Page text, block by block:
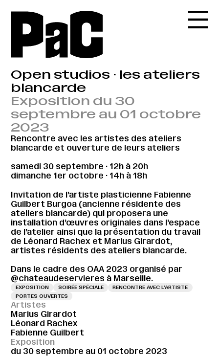
Open studios · les ateliers
blancarde
Exposition du 30
septembre au 01 octobre
2023
Rencontre avec les artistes des ateliers
blancarde et ouverture de leurs ateliers
samedi 30 septembre · 12h à 20h
dimanche 1er octobre · 14h à 18h
Invitation de l’artiste plasticienne Fabienne
Guilbert Burgoa (ancienne résidente des
ateliers blancarde) qui proposera une
installation d’œuvres originales dans l’espace
de l’atelier ainsi que la présentation du travail
de Léonard Rachex et Marius Girardot,
artistes résidents des ateliers blancarde.
Dans le cadre des OAA 2023 organisé par
@chateaudeservieres à Marseille.
EXPOSITION SOIRÉE SPÉCIALE
RENCONTRE AVEC L’ARTISTE
PORTES OUVERTES
Artistes
Marius Girardot
Léonard Rachex
Fabienne Guilbert
Exposition
du 30 septembre au 01 octobre 2023